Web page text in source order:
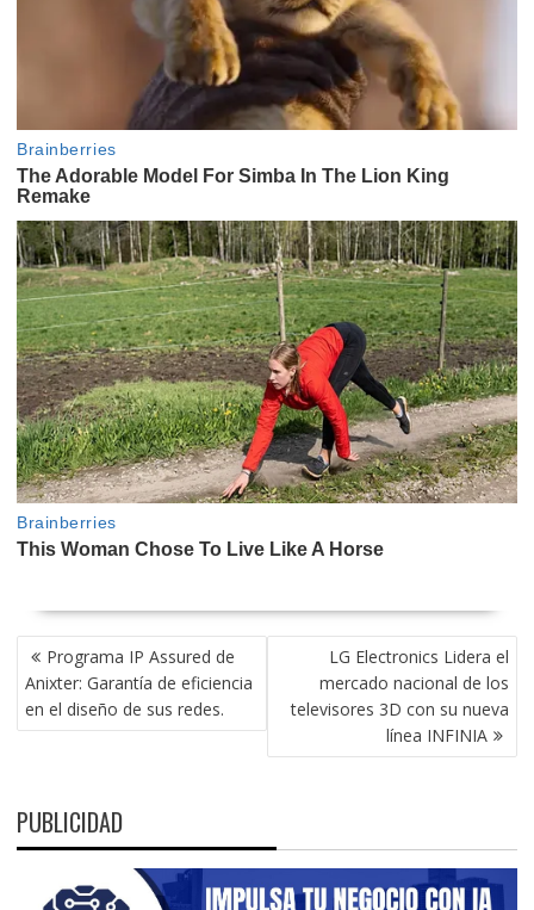
NAVEGACIÓN
DE
ENTRADAS
Programa IP Assured de
Anixter: Garantía de eficiencia
en el diseño de sus redes.
LG Electronics Lidera el
mercado nacional de los
televisores 3D con su nueva
línea INFINIA
PUBLICIDAD